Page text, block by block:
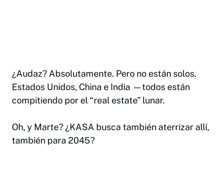
¿Audaz? Absolutamente. Pero no están solos.
Estados Unidos, China e India —todos están
compitiendo por el “real estate” lunar.
Oh, y Marte? ¿KASA busca también aterrizar allí,
también para 2045?